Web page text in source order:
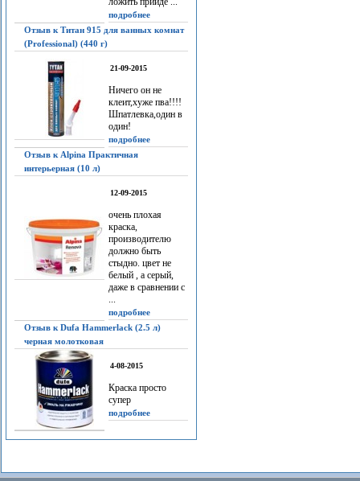
подробнее
Отзыв к Титан 915 для ванных комнат
(Professional) (440 г)
21-09-2015
Ничего он не
клеит,хуже пва!!!!
Шпатлевка,один в
один!
подробнее
Отзыв к Alpina Практичная
интерьерная (10 л)
12-09-2015
очень плохая
краска,
производителю
должно быть
стыдно. цвет не
белый , а серый,
даже в сравнении с
...
подробнее
Отзыв к Dufa Hammerlack (2.5 л)
черная молотковая
4-08-2015
Краска просто
супер
подробнее